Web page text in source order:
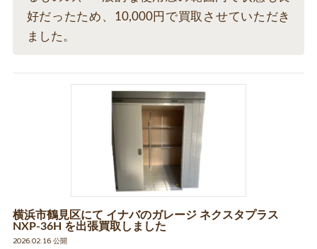
好だったため、10,000円で買取させていただき
ました。
横浜市鶴見区にて イナバのガレージ ネクスタプラス
NXP-36H を出張買取しました
2026.02.16 公開